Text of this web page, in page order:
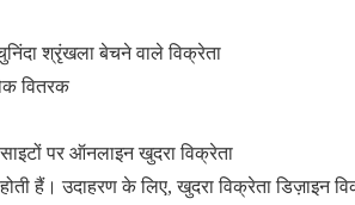
श्रृंखला बेचने वाले विक्रेता
वितरक
पर ऑनलाइन खुदरा विक्रेता
हैं। उदाहरण के लिए, खुदरा विक्रेता डिज़ाइन